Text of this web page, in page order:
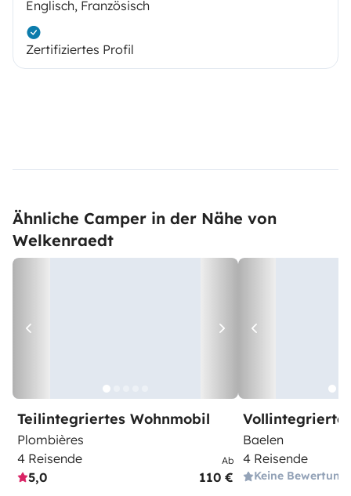
Englisch, Französisch
Zertifiziertes Profil
Ähnliche Camper in der Nähe von
Welkenraedt
Teilintegriertes Wohnmobil
Plombières
4 Reisende
5,0
Ab
110 €
Baelen
4 Reisende
Keine Bewertung